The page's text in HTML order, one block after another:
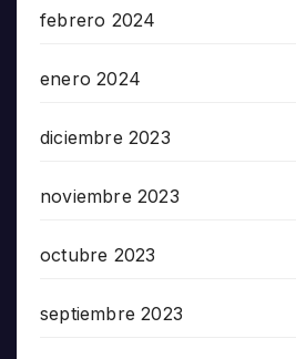
febrero 2024
enero 2024
diciembre 2023
noviembre 2023
octubre 2023
septiembre 2023